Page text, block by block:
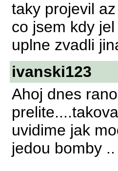
taky projevil
co jsem kdy
uplne zvadli
ivanski123
Ahoj dnes
uvidime jak
jedou bomby ..